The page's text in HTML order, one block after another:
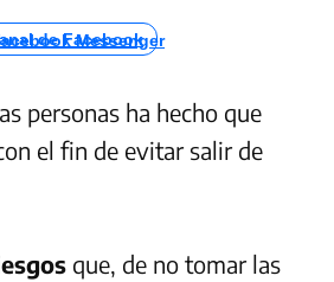
de Facebook
personas ha hecho que
el fin de evitar salir de
que, de no tomar las